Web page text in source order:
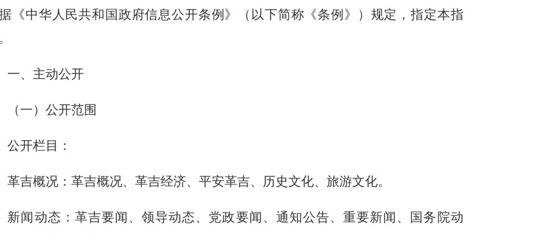
《中华人民共和国政府信息公开条例》（以下简称《条例》）规定，指定本指
一、主动公开
（一）公开范围
公开栏目：
革吉概况：革吉概况、革吉经济、平安革吉、历史文化、旅游文化。
新闻动态：革吉要闻、领导动态、党政要闻、通知公告、重要新闻、国务院动